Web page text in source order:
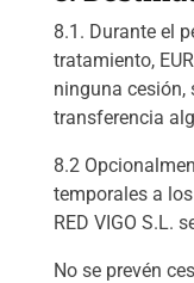
8.1. Durante el
tratamiento,
ninguna
transferencia
8.2
temporales a
RED VIGO S.L.
No se prevén